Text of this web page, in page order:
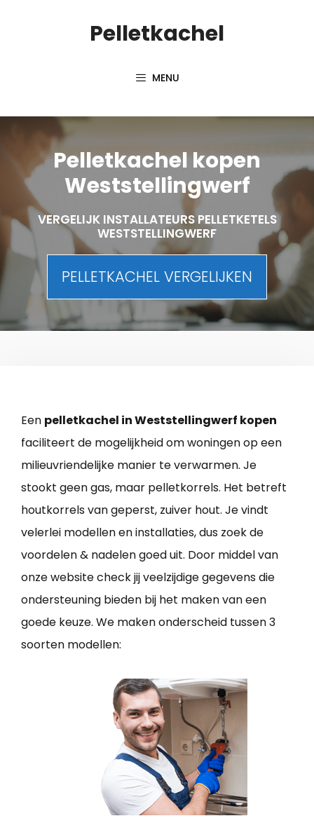
Pelletkachel
MENU
Pelletkachel kopen
Weststellingwerf
VERGELIJK INSTALLATEURS PELLETKETELS
WESTSTELLINGWERF
PELLETKACHEL VERGELIJKEN
Een pelletkachel in Weststellingwerf kopen
faciliteert de mogelijkheid om woningen op een
milieuvriendelijke manier te verwarmen. Je
stookt geen gas, maar pelletkorrels. Het betreft
houtkorrels van geperst, zuiver hout. Je vindt
velerlei modellen en installaties, dus zoek de
voordelen & nadelen goed uit. Door middel van
onze website check jij veelzijdige gegevens die
ondersteuning bieden bij het maken van een
goede keuze. We maken onderscheid tussen 3
soorten modellen: